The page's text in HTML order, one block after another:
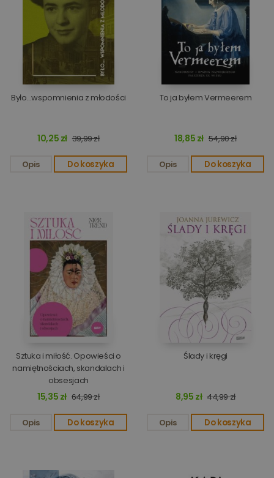
Było...wspomnienia z młodości
10,25 zł 39,99 zł
Opis Do koszyka
To ja byłem Vermeerem
18,85 zł 54,90 zł
Opis Do koszyka
Sztuka i miłość. Opowieści o
namiętnościach, skandalach i
obsesjach
15,35 zł 64,99 zł
Opis Do koszyka
Ślady i kręgi
8,95 zł 44,99 zł
Opis Do koszyka